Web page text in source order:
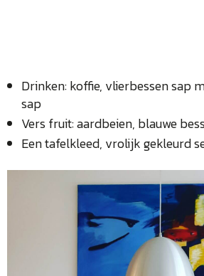
Drinken: koffie, vlierbessen sap
sap
Vers fruit: aardbeien, blauwe
Een tafelkleed, vrolijk gekleurd